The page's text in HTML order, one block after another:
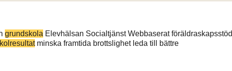
grundskola Elevhälsan Socialtjänst Webbaserat föräldraskapsstöd
minska framtida brottslighet leda till bättre